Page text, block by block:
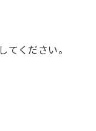
ください。